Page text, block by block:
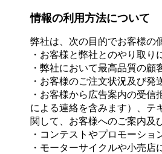
情報の利用方法について
弊社は、次の目的でお客様の
・お客様と弊社とのやり取
・弊社において最高品質の
・お客様のご注文状況及び
・お客様から広告案内の受
による連絡を含みます）、テ
関して、お客様へのご案内及
・コンテストやプロモーシ
・モーターサイクルや小売